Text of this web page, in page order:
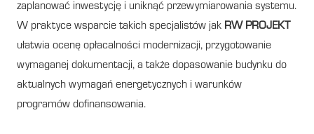
zaplanować inwestycję i uniknąć przewymiarowania systemu.
W praktyce wsparcie takich specjalistów jak RW PROJEKT
ułatwia ocenę opłacalności modernizacji, przygotowanie
wymaganej dokumentacji, a także dopasowanie budynku do
aktualnych wymagań energetycznych i warunków
programów dofinansowania.